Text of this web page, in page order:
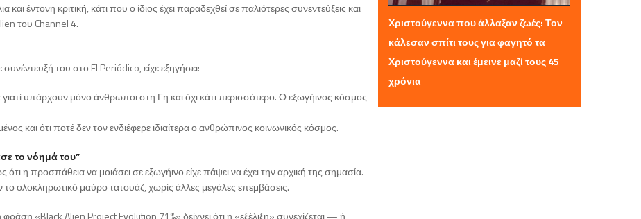
έντονη κριτική, κάτι που ο ίδιος έχει παραδεχθεί σε παλιότερες συνεντεύξεις και
του Channel 4.
του στο El Periódico, είχε εξηγήσει:
υπάρχουν μόνο άνθρωποι στη Γη και όχι κάτι περισσότερο. Ο εξωγήινος κόσμος
και ότι ποτέ δεν τον ενδιέφερε ιδιαίτερα ο ανθρώπινος κοινωνικός κόσμος.
το νόημά του”
η προσπάθεια να μοιάσει σε εξωγήινο είχε πάψει να έχει την αρχική της σημασία.
ολοκληρωτικό μαύρο τατουάζ, χωρίς άλλες μεγάλες επεμβάσεις.
«Black Alien Project Evolution 71%» δείχνει ότι η «εξέλιξη» συνεχίζεται — ή
Παρασκευή 26 Δεκεμβρίου 2025 08:50
Χριστούγεννα που άλλαξαν ζωές: Τον
κάλεσαν σπίτι τους για φαγητό τα
Χριστούγεννα και έμεινε μαζί τους 45
χρόνια